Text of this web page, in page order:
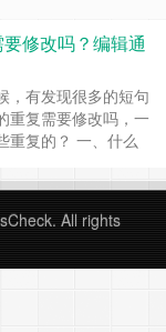
修改吗？编辑通
，有发现很多的短句
重复需要修改吗，一
重复的？ 一、什么
段比对来识别相似
来源，就会……继续
. All rights